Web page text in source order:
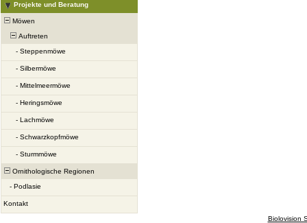
Projekte und Beratung
Möwen
Auftreten
- Steppenmöwe
- Silbermöwe
- Mittelmeermöwe
- Heringsmöwe
- Lachmöwe
- Schwarzkopfmöwe
- Sturmmöwe
Ornithologische Regionen
- Podlasie
Kontakt
Biolovision